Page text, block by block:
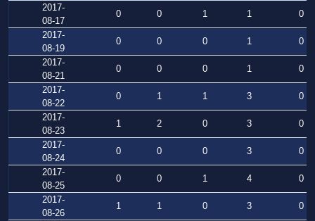
2017-
08-17
0 0 1 1
0
2017-
08-19
0 0 0 1
0
2017-
08-21
0 0 0 1
0
2017-
08-22
0 1 1 3
0
2017-
08-23
1 2 0 3
0
2017-
08-24
0 0 0 3
0
2017-
08-25
0 0 1 4
0
2017-
08-26
1 1 0 3
0